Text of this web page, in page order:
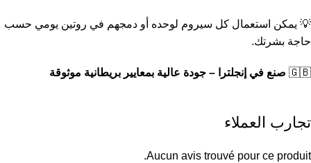
💡 يمكن استعمال كل سيروم لوحده أو دمجهم في روتين يومي حسب
حاجة بشرتك.
🇬🇧 صنع في إنجلترا – جودة عالية بمعايير بريطانية موثوقة
تجارب العملاء
Aucun avis trouvé pour ce produit.